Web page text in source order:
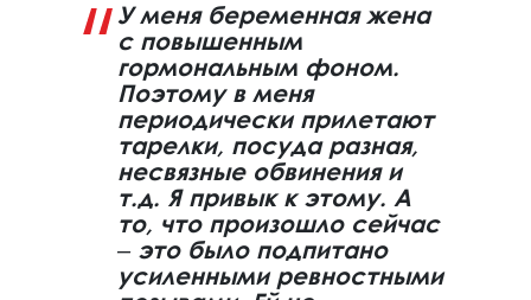
У меня беременная жена
с повышенным
гормональным фоном.
Поэтому в меня
периодически прилетают
тарелки, посуда разная,
несвязные обвинения и
т.д. Я привык к этому. А
то, что произошло сейчас
‒ это было подпитано
усиленными ревностными